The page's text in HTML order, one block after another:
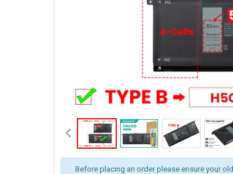
Before placing an order please ensure your